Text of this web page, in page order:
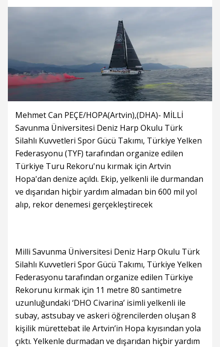
Mehmet Can PEÇE/HOPA(Artvin),(DHA)- MİLLİ
Savunma Üniversitesi Deniz Harp Okulu Türk
Silahlı Kuvvetleri Spor Gücü Takımı, Türkiye Yelken
Federasyonu (TYF) tarafından organize edilen
Türkiye Turu Rekoru'nu kırmak için Artvin
Hopa'dan denize açıldı. Ekip, yelkenli ile durmandan
ve dışarıdan hiçbir yardım almadan bin 600 mil yol
alıp, rekor denemesi gerçekleştirecek
Milli Savunma Üniversitesi Deniz Harp Okulu Türk
Silahlı Kuvvetleri Spor Gücü Takımı, Türkiye Yelken
Federasyonu tarafından organize edilen Türkiye
Rekorunu kırmak için 11 metre 80 santimetre
uzunluğundaki ‘DHO Civarina’ isimli yelkenli ile
subay, astsubay ve askeri öğrencilerden oluşan 8
kişilik mürettebat ile Artvin’in Hopa kıyısından yola
çıktı. Yelkenle durmadan ve dışarıdan hiçbir yardım